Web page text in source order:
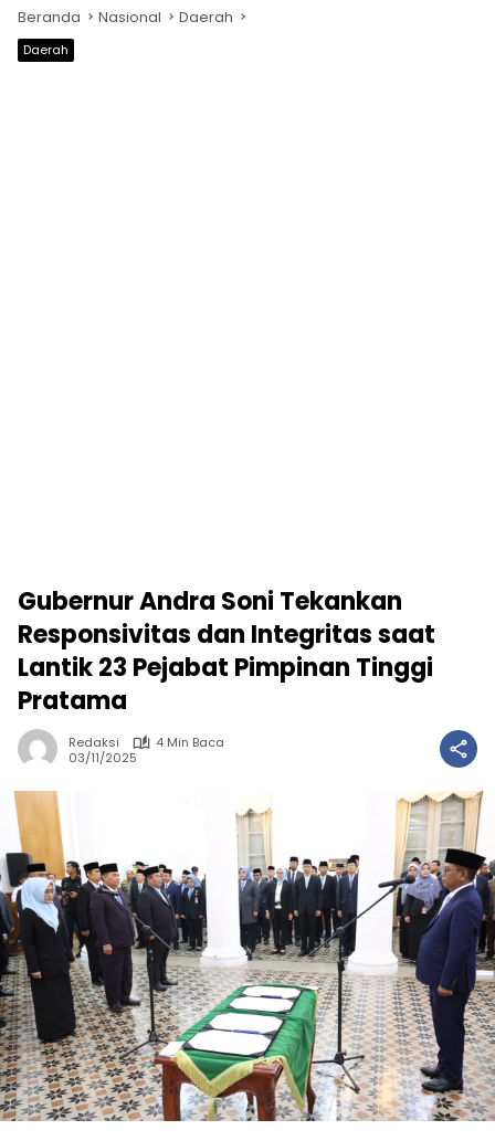
Beranda Nasional Daerah
Daerah
Gubernur Andra Soni Tekankan
Responsivitas dan Integritas saat
Lantik 23 Pejabat Pimpinan Tinggi
Pratama
Redaksi
4 Min Baca
03/11/2025